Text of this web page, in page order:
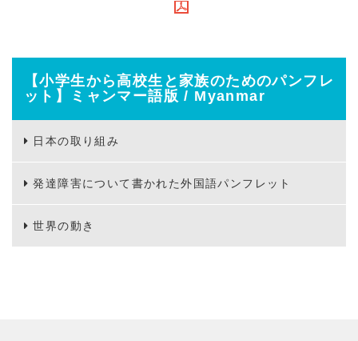
【小学生から高校生と家族のためのパンフレ
ット】ミャンマー語版 / Myanmar
日本の取り組み
発達障害について書かれた外国語パンフレット
世界の動き